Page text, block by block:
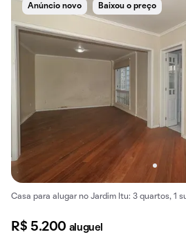
Anúncio novo Baixou o preço
Casa para alugar no Jardim Itu: 3 quartos, 1
R$ 5.200 aluguel